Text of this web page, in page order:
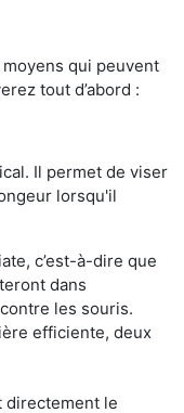
qui peuvent
tout d’abord :
Il permet de viser
lorsqu'il
c’est-à-dire que
dans
les souris.
efficiente, deux
directement le